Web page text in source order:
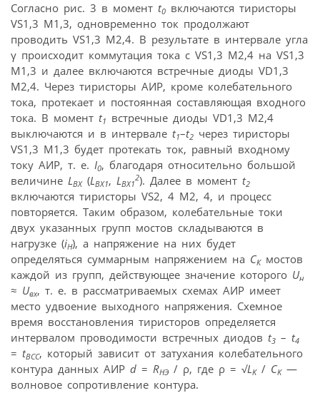
Согласно рис. 3 в момент t0 включаются тиристоры
VS1,3 М1,3, одновременно ток продолжают
проводить VS1,3 М2,4. В результате в интервале угла
γ происходит коммутация тока с VS1,3 М2,4 на VS1,3
М1,3 и далее включаются встречные диоды VD1,3
М2,4. Через тиристоры АИР, кроме колебательного
тока, протекает и постоянная составляющая входного
тока. В момент t1 встречные диоды VD1,3 М2,4
выключаются и в интервале t1–t2 через тиристоры
VS1,3 М1,3 будет протекать ток, равный входному
току АИР, т. е. I0, благодаря относительно большой
величине LВХ(LВХ1, LВХ1
2). Далее в момент t2
включаются тиристоры VS2, 4 М2, 4, и процесс
повторяется. Таким образом, колебательные токи
двух указанных групп мостов складываются в
нагрузке (iН), а напряжение на них будет
определяться суммарным напряжением на CКмостов
каждой из групп, действующее значение которого Uн
≈ Uвх, т. е. в рассматриваемых схемах АИР имеет
место удвоение выходного напряжения. Схемное
время восстановления тиристоров определяется
интервалом проводимости встречных диодов t3 – t4
= tВСС, который зависит от затухания колебательного
контура данных АИР d = RНЭ / ρ, где ρ = √LK/ CK—
волновое сопротивление контура.